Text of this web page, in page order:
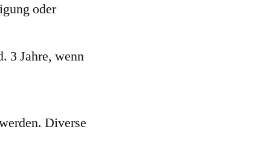
oder
3 Jahre, wenn
Diverse